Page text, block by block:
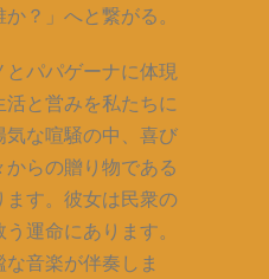
？」へと繋がる。
パパゲーナに体現
と営みを私たちに
な喧騒の中、喜び
らの贈り物である
す。彼女は民衆の
運命にあります。
音楽が伴奏しま